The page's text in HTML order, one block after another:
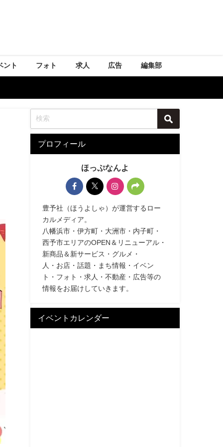
ント フォト 求人 広告 編集部
プロフィール
ほっぷなんよ
豊予社（ほうよしゃ）が運営するロー
カルメディア。
八幡浜市・伊方町・大洲市・内子町・
西予市エリアのOPEN＆リニューアル・
新商品＆新サービス・グルメ・
人・お店・話題・まち情報・イベン
ト・フォト・求人・不動産・広告等の
情報をお届けしていきます。
イベントカレンダー